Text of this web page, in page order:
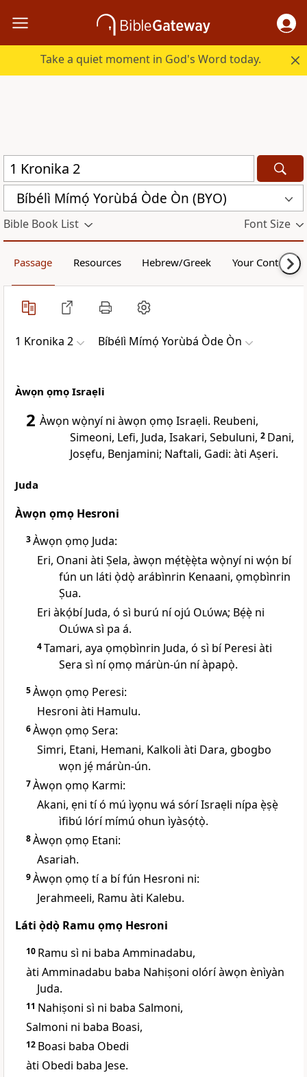
Take a quiet moment in God's Word today.
Bíbélì Mímọ́ Yorùbá Òde Òn (BYO)
Bible Book List Font Size
Passage Resources Hebrew/Greek Your Content
1 Kronika 2 Bíbélì Mímọ́ Yorùbá Òde Òn
Àwọn ọmọ Israẹli
2 Àwọn wọ̀nyí ni àwọn ọmọ Israẹli. Reubeni,
Simeoni, Lefi, Juda, Isakari, Sebuluni, 2 Dani,
Josẹfu, Benjamini; Naftali, Gadi: àti Aṣeri.
Juda
Àwọn ọmọ Hesroni
3Àwọn ọmọ Juda:
Eri, Onani àti Ṣela, àwọn mẹ́tẹ̀ẹ̀ta wọ̀nyí ni wọ́n bí
fún un láti ọ̀dọ̀ arábìnrin Kenaani, ọmọbìnrin
Ṣua.
Eri àkọ́bí Juda, ó sì burú ní ojú Olúwa; Bẹ́ẹ̀ ni
Olúwasì pa á.
4Tamari, aya ọmọbìnrin Juda, ó sì bí Peresi àti
Sera sì ní ọmọ márùn-ún ní àpapọ̀.
5Àwọn ọmọ Peresi:
Hesroni àti Hamulu.
6Àwọn ọmọ Sera:
Simri, Etani, Hemani, Kalkoli àti Dara, gbogbo
wọn jẹ́ márùn-ún.
7Àwọn ọmọ Karmi:
Akani, ẹni tí ó mú ìyọnu wá sórí Israẹli nípa ẹ̀ṣẹ̀
ìfibú lórí mímú ohun ìyàsọ́tọ̀.
8Àwọn ọmọ Etani:
Asariah.
9Àwọn ọmọ tí a bí fún Hesroni ni:
Jerahmeeli, Ramu àti Kalebu.
Láti ọ̀dọ̀ Ramu ọmọ Hesroni
10 Ramu sì ni baba Amminadabu,
àti Amminadabu baba Nahiṣoni olórí àwọn ènìyàn
Juda.
11 Nahiṣoni sì ni baba Salmoni,
Salmoni ni baba Boasi,
12 Boasi baba Obedi
àti Obedi baba Jese.